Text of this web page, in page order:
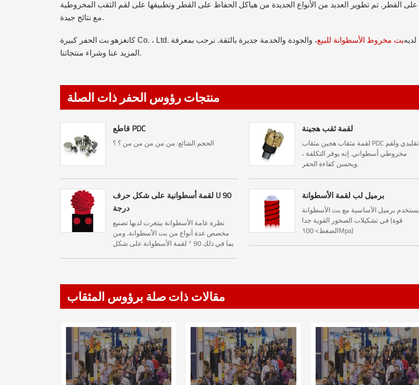
على القطر. تم تطوير العديد من الأنواع الجديدة من هياكل الحفاظ على القطر وتطبيقها على لقم الثقب المخروطية
مع نتائج جيدة.
كانغزهو بت الحفر كبيرة Co. ، Ltd. لديهبت مخروط الأسطوانة للبيع، والجودة والخدمة جديرة بالثقة. نرحب بمعرفة
المزيد عنا وشراء منتجاتنا.
منتجات رؤوس الحفر ذات الصلة
قاطع PDC
الحجم الشائع: من من من من من ؟ ؟
لقمة ثقب هجينة
لقمة مثقاب هجين مثقاب PDC تقليدي ولقم
مخروطي أسطواني. إنه يوفر التكلفة ،
ويحسن كفاءة الحفر.
لقمة أسطوانية على شكل حرف U 90
درجة
نظرة عامة الأسطوانة بيتغرت لديها تصنيع
مخصص عدة أنواع من بت الأسطوانة. ومن
بما في ذلك 90 ° لقمة الأسطوانة على شكل
برميل لب لقمة الأسطوانة
يستخدم برميل الأساسية مع بت الأسطوانة
في تشكيلات الصخور القوية جدا (قوة
الضغط> 100Mpa)
مقالات ذات صلة برؤوس المثقاب